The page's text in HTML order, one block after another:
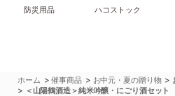
防災用品 ハコストック
ホーム >催事商品 > お中元・夏の贈り物 >
> ＜山陽鶴酒造＞純米吟醸・にごり酒セット